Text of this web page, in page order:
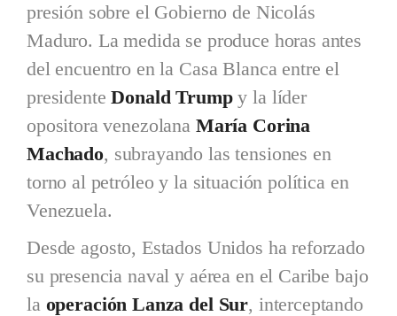
presión sobre el Gobierno de Nicolás
Maduro. La medida se produce horas antes
del encuentro en la Casa Blanca entre el
presidenteDonald Trumpy la líder
opositora venezolana María Corina
Machado, subrayando las tensiones en
torno al petróleo y la situación política en
Venezuela.
Desde agosto, Estados Unidos ha reforzado
su presencia naval y aérea en el Caribe bajo
la operación Lanza del Sur, interceptando